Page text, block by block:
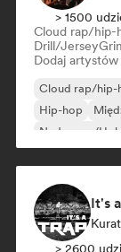
> 1500
Cloud rap/hip-
Drill/Jersey
Dodaj
Cloud rap/hip-
Hip-hop
Nederpop/
> 2600